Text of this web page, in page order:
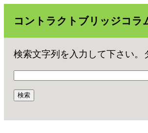
コントラクトブリッジコ
検索文字列を入力して下さい